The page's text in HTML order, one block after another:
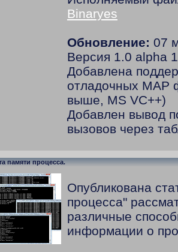
Binaryes
Обновление: 07
Версия 1.0 alpha
Добавлена
отладочных МАР
выше, MS VC++)
Добавлен вывод
вызовов через
памяти процесса.
Опубликована
процесса"
различные
информации о